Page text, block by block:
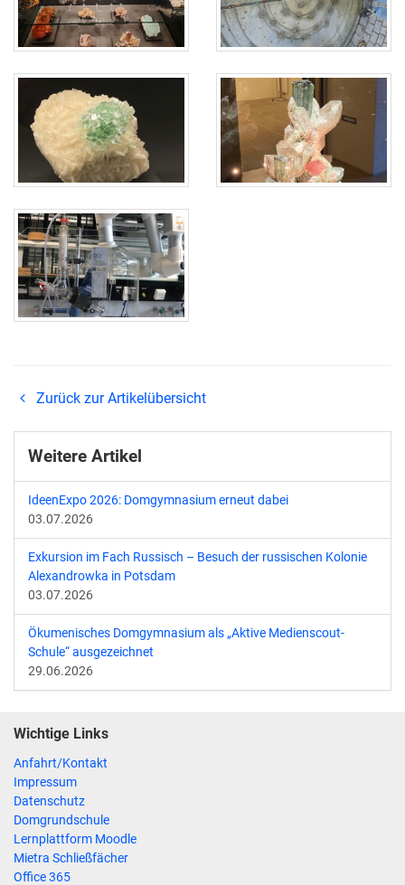
Zurück zur Artikelübersicht
Weitere Artikel
IdeenExpo 2026: Domgymnasium erneut dabei
03.07.2026
Exkursion im Fach Russisch – Besuch der russischen Kolonie
Alexandrowka in Potsdam
03.07.2026
Ökumenisches Domgymnasium als „Aktive Medienscout-
Schule“ ausgezeichnet
29.06.2026
Wichtige Links
Anfahrt/Kontakt
Impressum
Datenschutz
Domgrundschule
Lernplattform Moodle
Mietra Schließfächer
Office 365